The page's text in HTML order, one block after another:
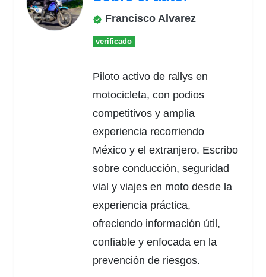
Francisco Alvarez
verificado
Piloto activo de rallys en
motocicleta, con podios
competitivos y amplia
experiencia recorriendo
México y el extranjero. Escribo
sobre conducción, seguridad
vial y viajes en moto desde la
experiencia práctica,
ofreciendo información útil,
confiable y enfocada en la
prevención de riesgos.